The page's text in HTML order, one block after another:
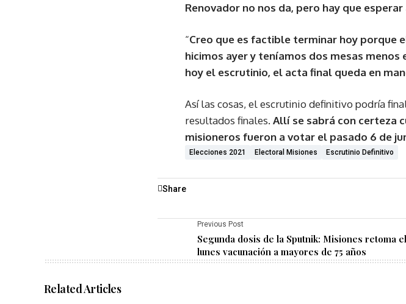
Renovador no nos da, pero hay que
“Creo que es factible terminar hoy porque
hicimos ayer y teníamos dos mesas
hoy el escrutinio, el acta final queda en
Así las cosas, el escrutinio definitivo podría
resultados finales. Allí se sabrá con certeza
misioneros fueron a votar el pasado 6 de
Elecciones 2021 Electoral Misiones Escrutinio Definitivo
Share
Previous Post
Segunda dosis de la Sputnik: Misiones retoma el
lunes vacunación a mayores de 75 años
Related Articles